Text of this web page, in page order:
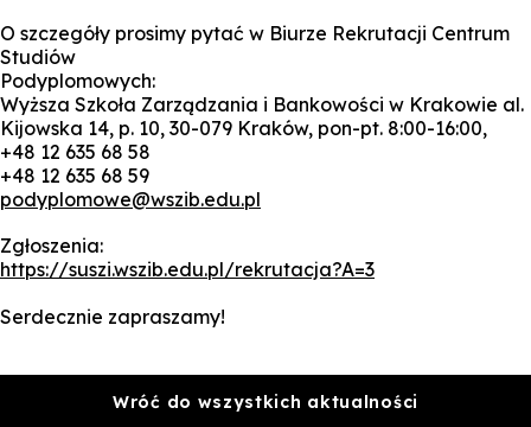
O szczegóły prosimy pytać w Biurze Rekrutacji Centrum
Studiów
Podyplomowych:
Wyższa Szkoła Zarządzania i Bankowości w Krakowie al.
Kijowska 14, p. 10, 30-079 Kraków, pon-pt. 8:00-16:00,
+48 12 635 68 58
+48 12 635 68 59
podyplomowe@wszib.edu.pl
Zgłoszenia:
https://suszi.wszib.edu.pl/rekrutacja?A=3
Serdecznie zapraszamy!
Wróć do wszystkich aktualności